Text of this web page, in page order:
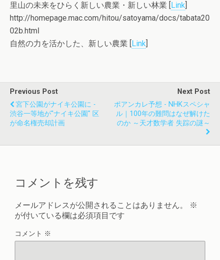
里山の未来をひらく新しい農業・新しい林業 [Link]
http://homepage.mac.com/hitou/satoyama/docs/tabata20
02b.html
自然の力を活かした、新しい農業 [Link]
Previous Post
宮下公園がナイキ公園に -
渋谷一等地が"ナイキ公園" 区
が命名権売却計画
Next Post
ポアンカレ予想 - NHKスペシャ
ル｜100年の難問はなぜ解けた
のか ～天才数学者 失踪の謎～
コメントを残す
メールアドレスが公開されることはありません。
※
が付いている欄は必須項目です
コメント ※